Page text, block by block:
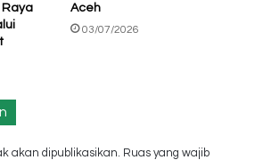
Raya
Aceh
03/07/2026
akan dipublikasikan. Ruas yang wajib